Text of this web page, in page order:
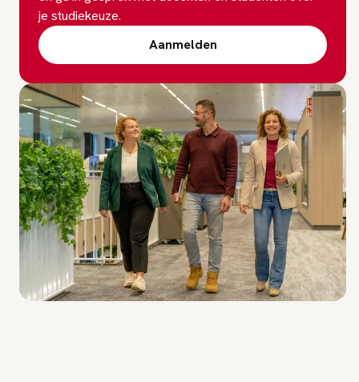
je studiekeuze.
Aanmelden